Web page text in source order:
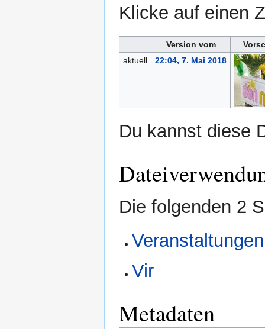
Klicke auf einen
Version vom
aktuell
22:04, 7. Mai 2018
Du kannst diese
Die folgenden 2
Vir
Metadaten